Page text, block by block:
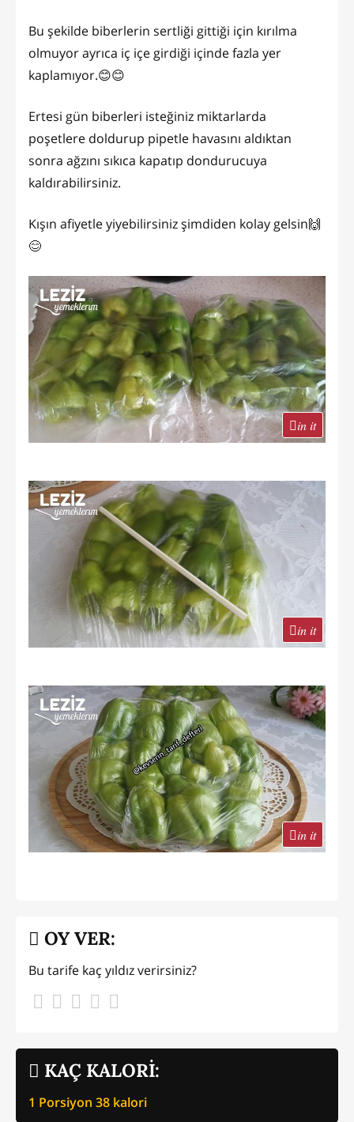
Bu şekilde biberlerin sertliği gittiği için kırılma
olmuyor ayrıca iç içe girdiği içinde fazla yer
kaplamıyor.😊😊
Ertesi gün biberleri isteğiniz miktarlarda
poşetlere doldurup pipetle havasını aldıktan
sonra ağzını sıkıca kapatıp dondurucuya
kaldırabilirsiniz.
Kışın afiyetle yiyebilirsiniz şimdiden kolay gelsin🙌
😊
in it
in it
in it
KAÇ KALORİ:
1 Porsiyon 38 kalori
OY VER:
Bu tarife kaç yıldız verirsiniz?